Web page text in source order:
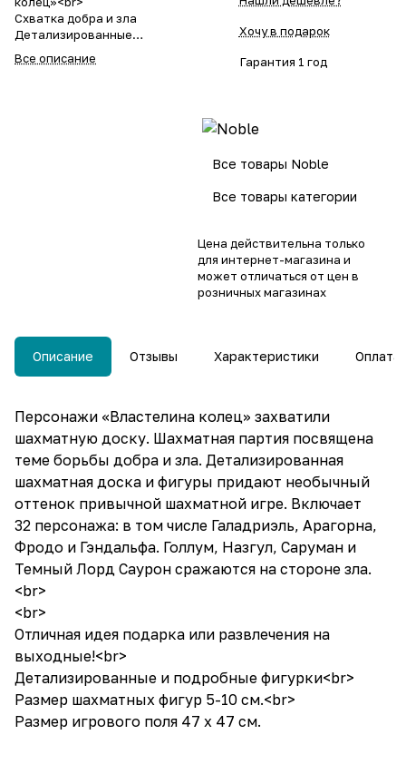
Схватка добра и зла
Детализированные
Персонажи «Властелина
Все описание
Хочу в подарок
Гарантия 1 год
Все товары Noble
Все товары категории
Цена действительна только
для интернет-магазина и
может отличаться от цен в
розничных магазинах
Описание Отзывы Характеристики Оплата
Персонажи «Властелина колец» захватили
шахматную доску. Шахматная партия посвящена
теме борьбы добра и зла. Детализированная
шахматная доска и фигуры придают необычный
оттенок привычной шахматной игре. Включает
32 персонажа: в том числе Галадриэль, Арагорна,
Фродо и Гэндальфа. Голлум, Назгул, Саруман и
Темный Лорд Саурон сражаются на стороне зла.
<br>
<br>
Отличная идея подарка или развлечения на
выходные!<br>
Детализированные и подробные фигурки<br>
Размер шахматных фигур 5-10 см.<br>
Размер игрового поля 47 х 47 см.